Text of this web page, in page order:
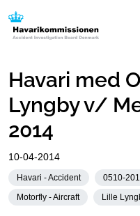
Havari med
Lyngby v/
2014
10-04-2014
Havari - Accident 0510-
Motorfly - Aircraft
Lille